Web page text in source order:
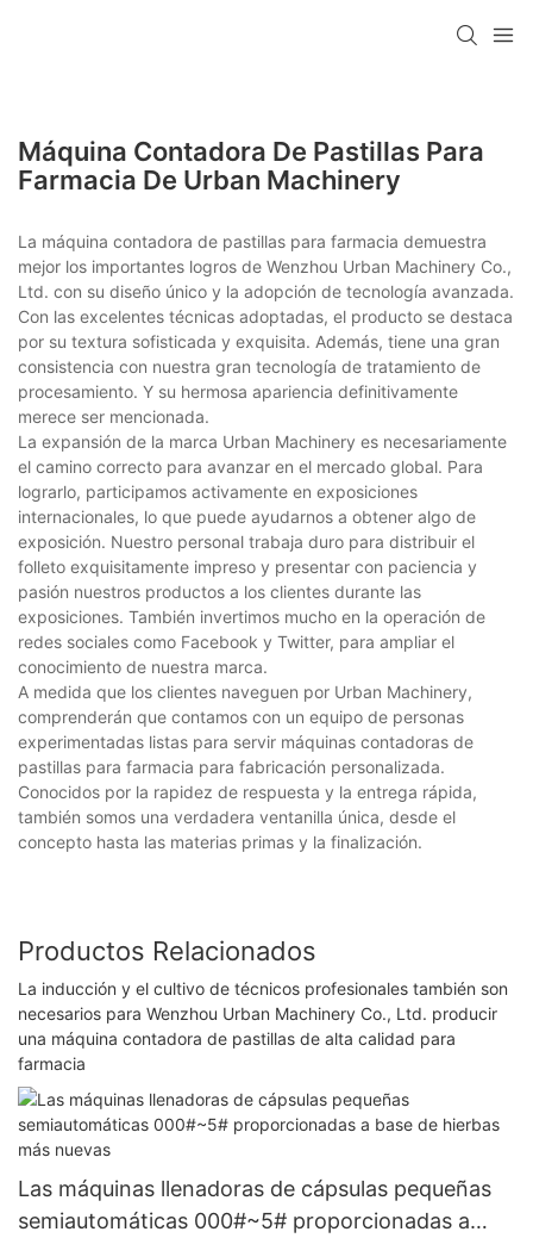
Máquina Contadora De Pastillas Para
Farmacia De Urban Machinery
La máquina contadora de pastillas para farmacia demuestra
mejor los importantes logros de Wenzhou Urban Machinery Co.,
Ltd. con su diseño único y la adopción de tecnología avanzada.
Con las excelentes técnicas adoptadas, el producto se destaca
por su textura sofisticada y exquisita. Además, tiene una gran
consistencia con nuestra gran tecnología de tratamiento de
procesamiento. Y su hermosa apariencia definitivamente
merece ser mencionada.
La expansión de la marca Urban Machinery es necesariamente
el camino correcto para avanzar en el mercado global. Para
lograrlo, participamos activamente en exposiciones
internacionales, lo que puede ayudarnos a obtener algo de
exposición. Nuestro personal trabaja duro para distribuir el
folleto exquisitamente impreso y presentar con paciencia y
pasión nuestros productos a los clientes durante las
exposiciones. También invertimos mucho en la operación de
redes sociales como Facebook y Twitter, para ampliar el
conocimiento de nuestra marca.
A medida que los clientes naveguen por Urban Machinery,
comprenderán que contamos con un equipo de personas
experimentadas listas para servir máquinas contadoras de
pastillas para farmacia para fabricación personalizada.
Conocidos por la rapidez de respuesta y la entrega rápida,
también somos una verdadera ventanilla única, desde el
concepto hasta las materias primas y la finalización.
Productos Relacionados
La inducción y el cultivo de técnicos profesionales también son
necesarios para Wenzhou Urban Machinery Co., Ltd. producir
una máquina contadora de pastillas de alta calidad para
farmacia
Las máquinas llenadoras de cápsulas pequeñas
semiautomáticas 000#~5# proporcionadas a